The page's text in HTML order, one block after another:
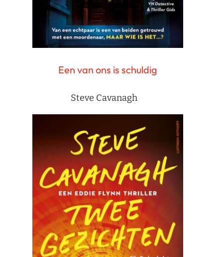
Een van ons is schuldig
Steve Cavanagh